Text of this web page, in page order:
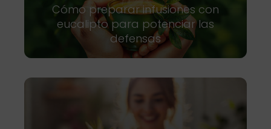
Cómo preparar infusiones con
eucalipto para potenciar las
defensas